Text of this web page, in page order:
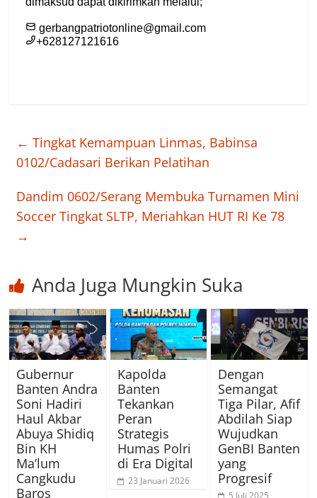
← Tingkat Kemampuan Linmas, Babinsa
0102/Cadasari Berikan Pelatihan
Dandim 0602/Serang Membuka Turnamen Mini
Soccer Tingkat SLTP, Meriahkan HUT RI Ke 78
→
Anda Juga Mungkin Suka
Gubernur
Banten Andra
Soni Hadiri
Haul Akbar
Abuya Shidiq
Bin KH
Ma’lum
Cangkudu
Baros
Kapolda
Banten
Tekankan
Peran
Strategis
Humas Polri
di Era Digital
23 Januari 2026
Dengan
Semangat
Tiga Pilar, Afif
Abdilah Siap
Wujudkan
GenBI Banten
yang
Progresif